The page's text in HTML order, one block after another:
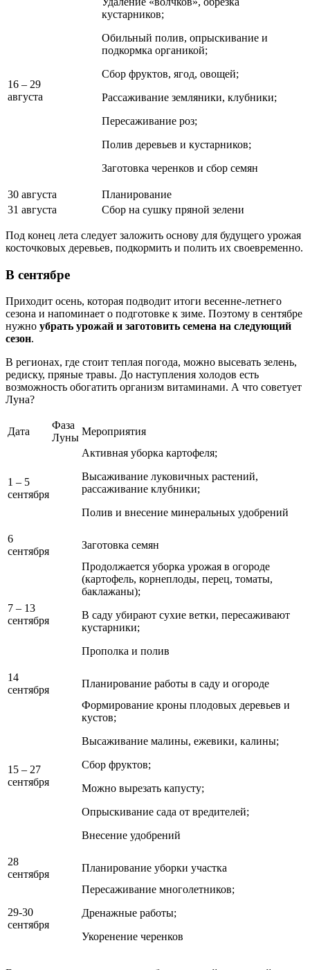
16 – 29
августа
кустарников;
Обильный полив, опрыскивание и
подкормка органикой;
Сбор фруктов, ягод, овощей;
Рассаживание земляники, клубники;
Пересаживание роз;
Полив деревьев и кустарников;
Заготовка черенков и сбор семян
30 августа
Планирование
31 августа
Сбор на сушку пряной зелени
Под конец лета следует заложить основу для будущего урожая
косточковых деревьев, подкормить и полить их своевременно.
В сентябре
Приходит осень, которая подводит итоги весенне-летнего
сезона и напоминает о подготовке к зиме. Поэтому в сентябре
нужно убрать урожай и заготовить семена на следующий
сезон.
В регионах, где стоит теплая погода, можно высевать зелень,
редиску, пряные травы. До наступления холодов есть
возможность обогатить организм витаминами. А что советует
Луна?
Дата
Фаза
Луны
Мероприятия
1 – 5
сентября
Активная уборка картофеля;
Высаживание луковичных растений,
рассаживание клубники;
Полив и внесение минеральных удобрений
6
сентября
Заготовка семян
7 – 13
сентября
Продолжается уборка урожая в огороде
(картофель, корнеплоды, перец, томаты,
баклажаны);
В саду убирают сухие ветки, пересаживают
кустарники;
Прополка и полив
14
сентября
Планирование работы в саду и огороде
15 – 27
сентября
Формирование кроны плодовых деревьев и
кустов;
Высаживание малины, ежевики, калины;
Сбор фруктов;
Можно вырезать капусту;
Опрыскивание сада от вредителей;
Внесение удобрений
28
сентября
Планирование уборки участка
29-30
сентября
Пересаживание многолетников;
Дренажные работы;
Укоренение черенков